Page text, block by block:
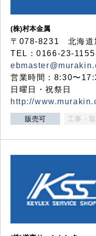
(株)村本金属
〒078-8231 北海道
TEL：0166-23-
営業時間：8:30〜
日曜日・祝祭日
http://
販売可 工事・